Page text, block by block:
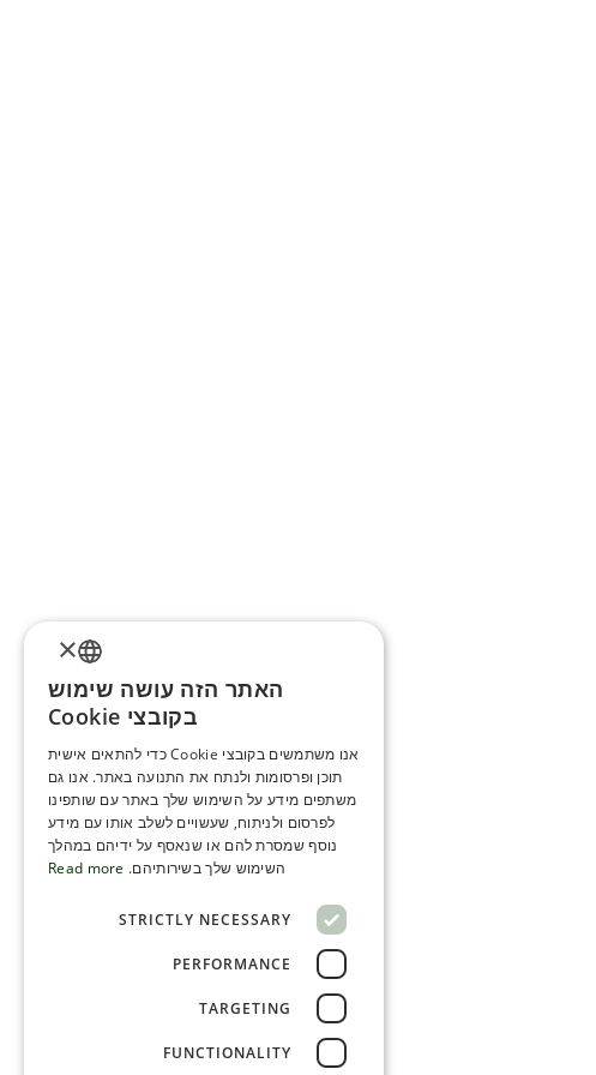
ENGLISH
SERBIA
HEBREW
RUSSIAN
SERBIAN-2
×
האתר הזה עושה שימוש
בקובצי Cookie
אנו משתמשים בקובצי Cookie כדי להתאים אישית
תוכן ופרסומות ולנתח את התנועה באתר. אנו גם
משתפים מידע על השימוש שלך באתר עם שותפינו
לפרסום ולניתוח, שעשויים לשלב אותו עם מידע
נוסף שמסרת להם או שנאסף על ידיהם במהלך
השימוש שלך בשירותיהם. Read more
STRICTLY NECESSARY
PERFORMANCE
TARGETING
FUNCTIONALITY